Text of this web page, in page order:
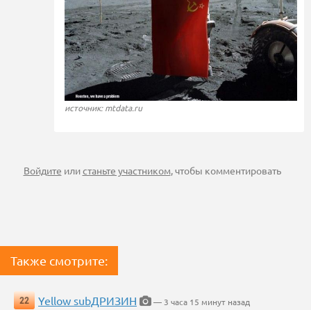
источник: mtdata.ru
Войдите илистаньте участником , чтобы комментировать
Также смотрите:
22 Yellow subДРИЗИН
— 3 часа 15 минут назад